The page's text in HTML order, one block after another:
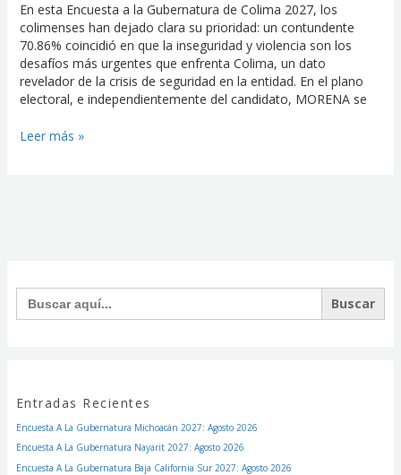
En esta Encuesta a la Gubernatura de Colima 2027, los
colimenses han dejado clara su prioridad: un contundente
70.86% coincidió en que la inseguridad y violencia son los
desafíos más urgentes que enfrenta Colima, un dato
revelador de la crisis de seguridad en la entidad. En el plano
electoral, e independientemente del candidato, MORENA se
Leer más »
Buscar:
Entradas Recientes
Encuesta A La Gubernatura Michoacán 2027: Agosto 2026
Encuesta A La Gubernatura Nayarit 2027: Agosto 2026
Encuesta A La Gubernatura Baja California Sur 2027: Agosto 2026